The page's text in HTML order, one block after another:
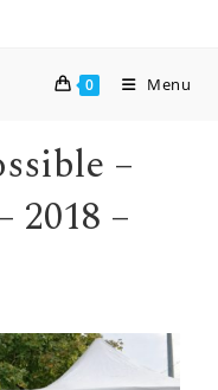
0 Menu
–
2018 –